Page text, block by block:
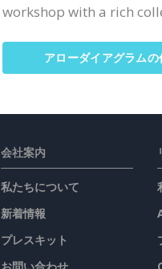
workshop with a rich
アローダイアグラムの
会社案内
私たちについて
新着情報
プレスキット